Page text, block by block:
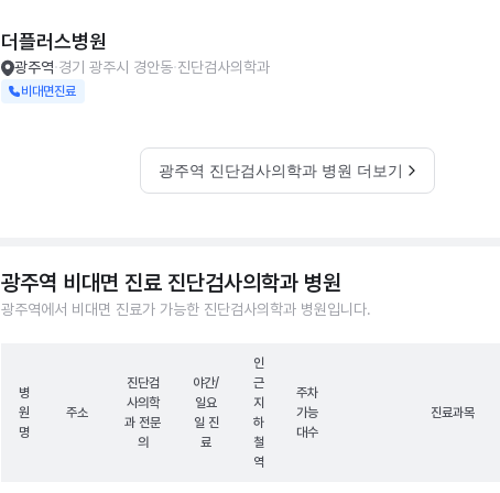
더플러스병원
광주역 경기 광주시 경안동 진단검사의학과
비대면진료
광주역 진단검사의학과 병원 더보기
광주역 비대면 진료 진단검사의학과 병원
광주역에서 비대면 진료가 가능한 진단검사의학과 병원입니다.
병
원
명
주소
진단검
사의학
과 전문
의
야간/
일요
일 진
료
인
근
지
하
철
역
주차
가능
대수
진료과목